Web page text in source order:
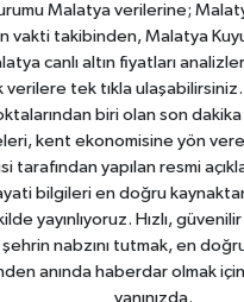
Malatya verilerine;
vakti takibinden, Malatya
canlı altın fiyatları
verilere tek tıkla
biri olan son
kent ekonomisine yön
tarafından yapılan resmi
bilgileri en doğru
yayınlıyoruz. Hızlı,
nabzını tutmak, en
anında haberdar olmak
yanınızda.